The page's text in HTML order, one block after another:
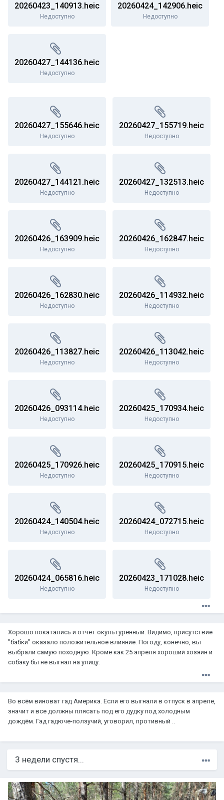
20260423_140913.heic
Недоступно
20260424_142906.heic
Недоступно
20260427_144136.heic
Недоступно
20260427_155646.heic
Недоступно
20260427_155719.heic
Недоступно
20260427_144121.heic
Недоступно
20260427_132513.heic
Недоступно
20260426_163909.heic
Недоступно
20260426_162847.heic
Недоступно
20260426_162830.heic
Недоступно
20260426_114932.heic
Недоступно
20260426_113827.heic
Недоступно
20260426_113042.heic
Недоступно
20260426_093114.heic
Недоступно
20260425_170934.heic
Недоступно
20260425_170926.heic
Недоступно
20260425_170915.heic
Недоступно
20260424_140504.heic
Недоступно
20260424_072715.heic
Недоступно
20260424_065816.heic
Недоступно
20260423_171028.heic
Недоступно
Хорошо покатались и отчет окультуренный. Видимо, присутствие
"бабки" оказало положительное влияние. Погоду, конечно, вы
выбрали самую походную. Кроме как 25 апреля хороший хозяин и
собаку бы не выгнал на улицу.
Во всём виноват гад Америка. Если его выгнали в отпуск в апреле,
значит и все должны плясать под его дудку под холодным
дождём. Гад гадюче-ползучий, уговорил, противный ..
3 недели спустя...